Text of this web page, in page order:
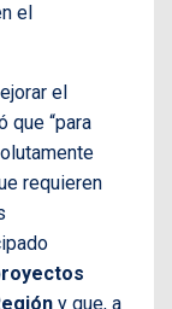
el
el
que “para
requieren
y que, a